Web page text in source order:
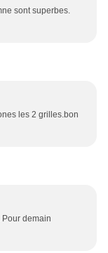
sont superbes.
les 2 grilles.bon
demain